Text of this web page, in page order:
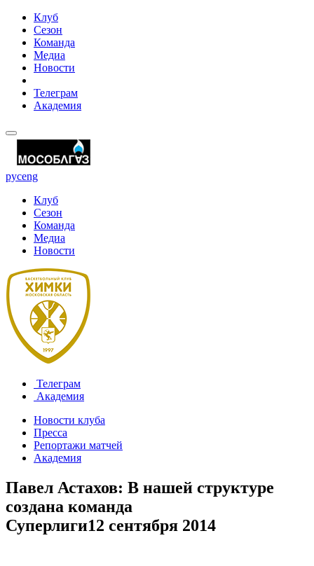
Клуб
Сезон
Команда
Медиа
Новости
Телеграм
Академия
русeng
Клуб
Сезон
Команда
Медиа
Новости
Телеграм
Академия
Новости клуба
Пресса
Репортажи матчей
Академия
Павел Астахов: В нашей структуре
создана команда
Суперлиги12 сентября 2014